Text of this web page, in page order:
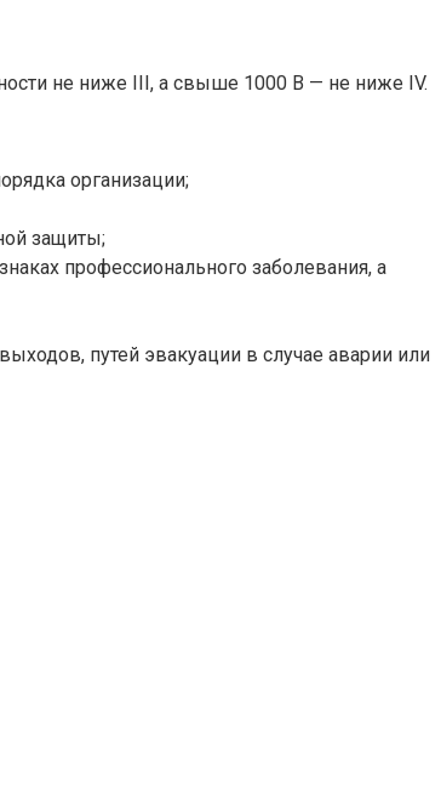
не ниже III, а свыше 1000 В — не ниже IV.
организации;
защиты;
профессионального заболевания, а
путей эвакуации в случае аварии или